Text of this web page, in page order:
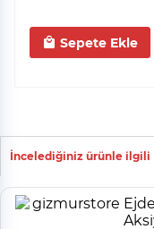
Sepete Ekle
İncelediğiniz ürünle ilgili